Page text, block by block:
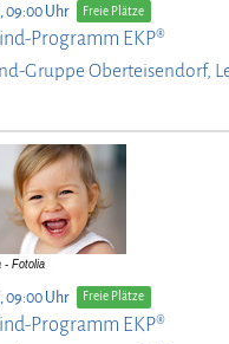
09:00 Uhr Freie Plätze
Programm EKP®
Gruppe Oberteisendorf,
09:00 Uhr Freie Plätze
Programm EKP®